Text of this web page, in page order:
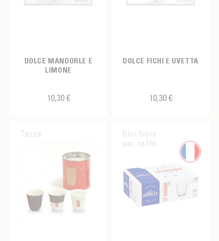
DOLCE MANDORLE E
LIMONE
10,30 €
DOLCE FICHI E UVETTA
10,30 €
Tazza
Bicchiere
per caffè